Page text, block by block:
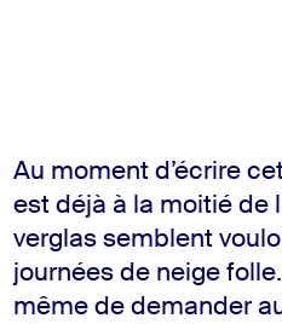
Au moment d’écrire
est déjà à la moitié de
verglas semblent
journées de neige
même de demander